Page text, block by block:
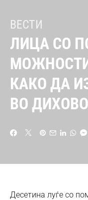
ВЕСТИ
ЛИЦА СО
КАКО ДА
ВО ДИХОВО
Десетина луѓе со